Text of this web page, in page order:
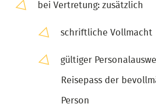
bei Vertretung: zusätzlich
schriftliche Vollmacht
gültiger
Reisepass der
Person